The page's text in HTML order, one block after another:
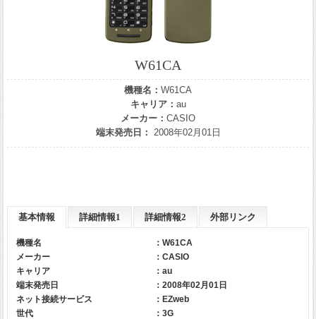
W61CA
機種名： W61CA
キャリア： au
メーカー： CASIO
端末発売日： 2008年02月01日
基本情報 詳細情報1 詳細情報2 外部リンク
機種名
：W61CA
メーカー
： CASIO
キャリア
： au
端末発売日
：2008年02月01日
ネット接続サービス
：EZweb
世代
：3G